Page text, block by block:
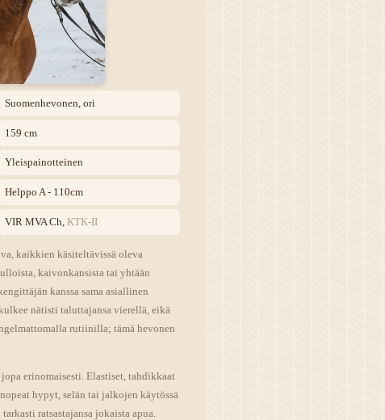
Suomenhevonen, ori
159 cm
Yleispainotteinen
Helppo A - 110cm
VIR MVA Ch, KTK-II
kaikkien käsiteltävissä oleva
kaivonkansista tai yhtään
kanssa sama asiallinen
nätisti taluttajansa vierellä, eikä
rutiinilla; tämä hevonen
erinomaisesti. Elastiset, tahdikkaat
hypyt, selän tai jalkojen käytössä
ratsastajansa jokaista apua.